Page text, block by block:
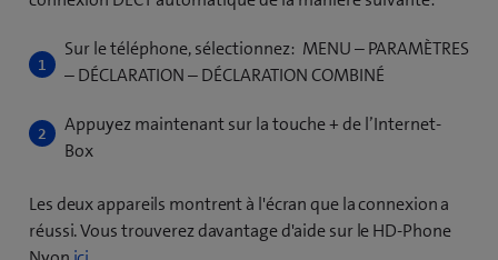
Sur le téléphone, sélectionnez: MENU – PARAMÈTRES
– DÉCLARATION – DÉCLARATION COMBINÉ
Appuyez maintenant sur la touche + de l’Internet-
Box
Les deux appareils montrent à l'écran que la connexion a
réussi. Vous trouverez davantage d'aide sur le HD-Phone